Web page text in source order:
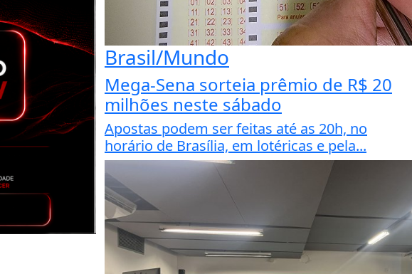
Brasil/Mundo
Mega-Sena sorteia prêmio de R$ 20
milhões neste sábado
Apostas podem ser feitas até as 20h, no
horário de Brasília, em lotéricas e pela...